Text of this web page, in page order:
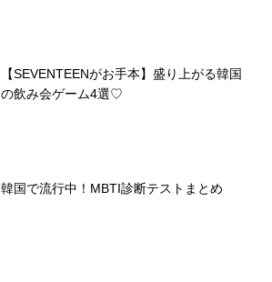
【SEVENTEENがお手本】盛り上がる韓国
の飲み会ゲーム4選♡
韓国で流行中！MBTI診断テストまとめ